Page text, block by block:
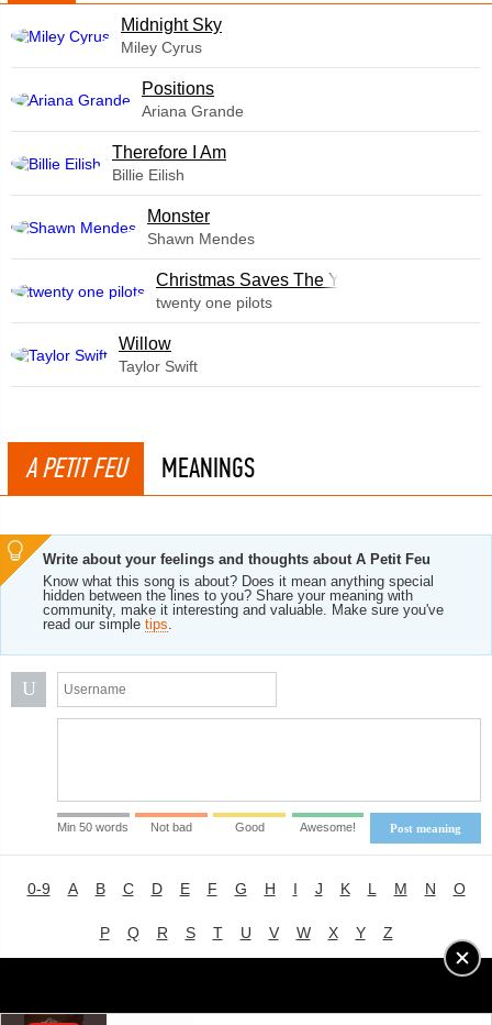
Midnight Sky
Miley Cyrus
​Positions
Ariana Grande
Therefore I Am
Billie Eilish
Monster
Shawn Mendes
Christmas Saves The Year
twenty one pilots
Willow
Taylor Swift
A PETIT FEU MEANINGS
Write about your feelings and thoughts about A Petit Feu
Know what this song is about? Does it mean anything special
hidden between the lines to you? Share your meaning with
community, make it interesting and valuable. Make sure you've
read our simple tips.
U
Post meaning
Min 50 words Not bad Good Awesome!
0-9 A B C D E F G H I J K L M N O
P Q R S T U V W X Y Z